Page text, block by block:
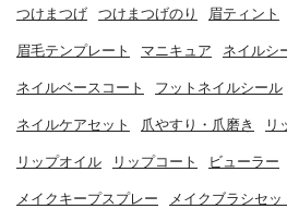
つけまつげ つけまつげのり 眉ティント
眉毛テンプレート マニキュア ネイルシ
ネイルベースコート フットネイルシール
ネイルケアセット 爪やすり・爪磨き リ
リップオイル リップコート ビューラー
メイクキープスプレー メイクブラシセッ